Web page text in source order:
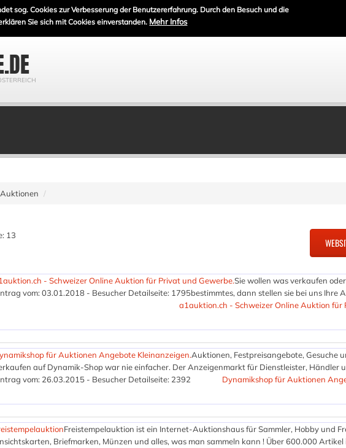
sog. Cookies zur Verbesserung der Benutzererfahrung. Durch den Besuch und die
Sie sich mit Cookies einverstanden. Mehr Infos
Auktionen
13
- Schweizer Online Auktion für Privat und Gewerbe.Sie wollen was verkaufen
bestimmtes, dann stellen sie bei uns Ihre
vom: 03.01.2018 - Besucher Detailseite: 1795
a1auktion.ch - Schweizer Online Auktion für
für Auktionen Angebote Kleinanzeigen.Auktionen, Festpreisangebote, Gesuche
auf Dynamik-Shop war nie einfacher. Der Anzeigenmarkt für Dienstleister, Händler
vom: 26.03.2015 - Besucher Detailseite: 2392
Dynamikshop für Auktionen
Freistempelauktion ist ein Internet-Auktionshaus für Sammler, Hobby und
Briefmarken, Münzen und alles, was man sammeln kann ! Über 600.000 Artikel